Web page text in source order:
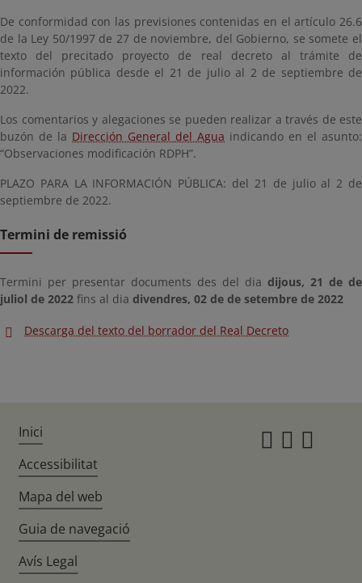
De conformidad con las previsiones contenidas en el artículo 26.6
de la Ley 50/1997 de 27 de noviembre, del Gobierno, se somete el
texto del precitado proyecto de real decreto al trámite de
información pública desde el 21 de julio al 2 de septiembre de
2022.
Los comentarios y alegaciones se pueden realizar a través de este
buzón de la Dirección General del Agua indicando en el asunto:
“Observaciones modificación RDPH”.
PLAZO PARA LA INFORMACIÓN PÚBLICA: del 21 de julio al 2 de
septiembre de 2022.
Termini de remissió
Termini per presentar documents des del dia dijous, 21 de de
juliol de 2022 fins al dia divendres, 02 de de setembre de 2022
Descarga del texto del borrador del Real Decreto
Inici
Accessibilitat
Mapa del web
Guia de navegació
Avís Legal